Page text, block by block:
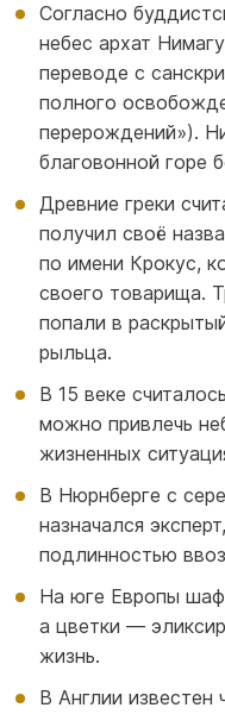
Согласно
небес архат
переводе с
полного
перерождений»).
благовонной горе
Древние греки
получил своё
по имени Крокус,
своего товарища.
попали в
рыльца.
В 15 веке
можно привлечь
жизненных
В Нюрнберге с
назначался
подлинностью
На юге Европы
а цветки —
жизнь.
В Англии известен